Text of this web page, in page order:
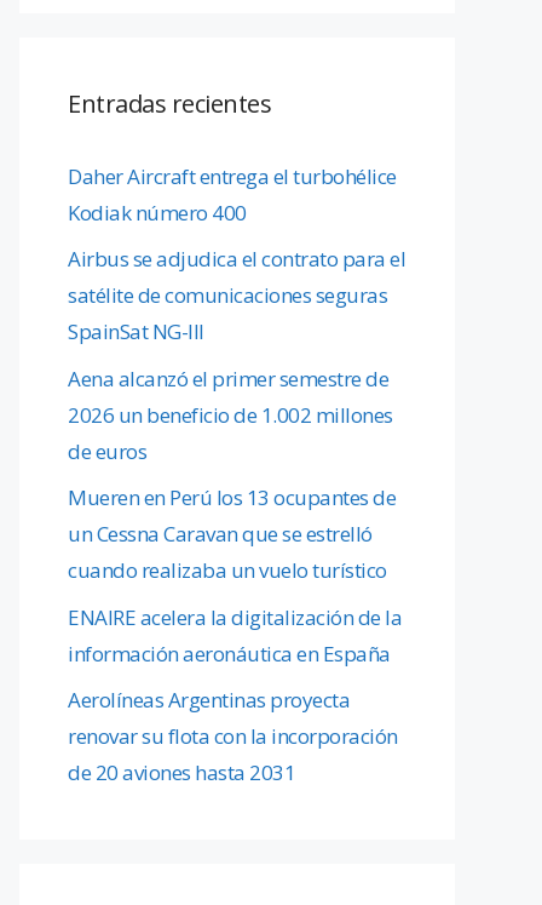
Entradas recientes
Daher Aircraft entrega el turbohélice
Kodiak número 400
Airbus se adjudica el contrato para el
satélite de comunicaciones seguras
SpainSat NG-III
Aena alcanzó el primer semestre de
2026 un beneficio de 1.002 millones
de euros
Mueren en Perú los 13 ocupantes de
un Cessna Caravan que se estrelló
cuando realizaba un vuelo turístico
ENAIRE acelera la digitalización de la
información aeronáutica en España
Aerolíneas Argentinas proyecta
renovar su flota con la incorporación
de 20 aviones hasta 2031